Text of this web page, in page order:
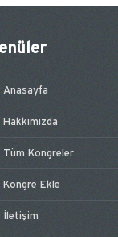
Anasayfa
Hakkımızda
Tüm Kongreler
Kongre Ekle
İletişim